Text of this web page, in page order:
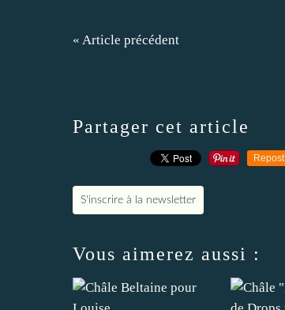
« Article précédent
Partager cet article
Repost
S'inscrire à la newsletter
Vous aimerez aussi :